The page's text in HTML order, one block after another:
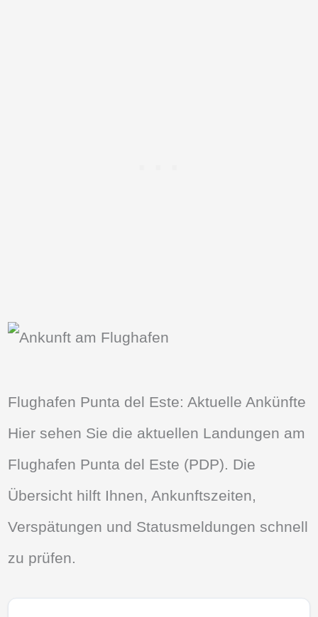
Flughafen Punta del Este: Aktuelle Ankünfte
Hier sehen Sie die aktuellen Landungen am
Flughafen Punta del Este (PDP). Die
Übersicht hilft Ihnen, Ankunftszeiten,
Verspätungen und Statusmeldungen schnell
zu prüfen.